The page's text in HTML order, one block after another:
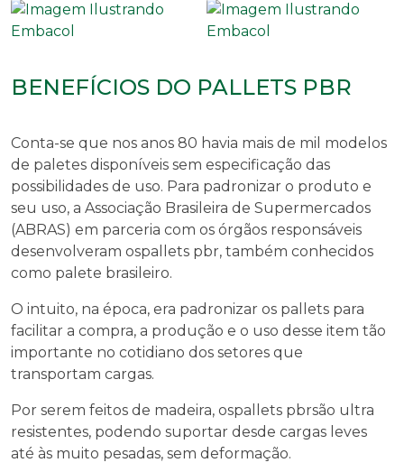
BENEFÍCIOS DO PALLETS PBR
Conta-se que nos anos 80 havia mais de mil modelos
de paletes disponíveis sem especificação das
possibilidades de uso. Para padronizar o produto e
seu uso, a Associação Brasileira de Supermercados
(ABRAS) em parceria com os órgãos responsáveis
desenvolveram ospallets pbr, também conhecidos
como palete brasileiro.
O intuito, na época, era padronizar os pallets para
facilitar a compra, a produção e o uso desse item tão
importante no cotidiano dos setores que
transportam cargas.
Por serem feitos de madeira, ospallets pbrsão ultra
resistentes, podendo suportar desde cargas leves
até às muito pesadas, sem deformação.